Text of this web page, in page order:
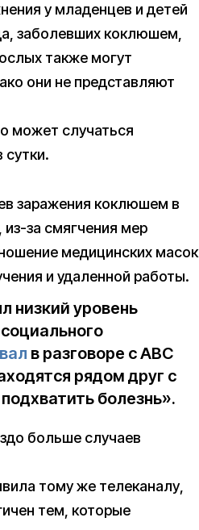
у младенцев и детей
заболевших коклюшем,
также могут
они не представляют
может случаться
сутки.
заражения коклюшем в
за смягчения мер
медицинских масок
и удаленной работы.
низкий уровень
в разговоре с ABC
рядом друг с
болезнь».
больше случаев
тому же телеканалу,
тем, которые